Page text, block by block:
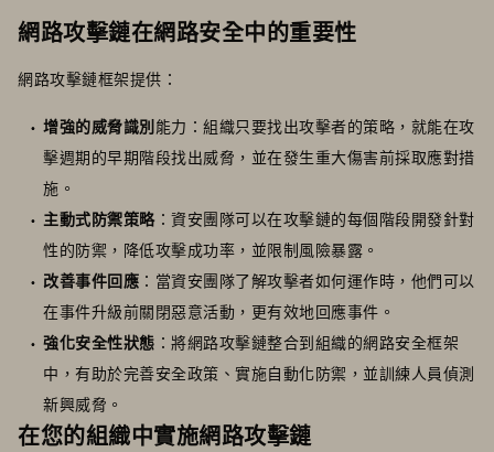
網路攻擊鏈在網路安全中的重要性
網路攻擊鏈框架提供：
增強的威脅識別 能力：組織只要找出攻擊者的策略，就能在攻
擊週期的早期階段找出威脅，並在發生重大傷害前採取應對措
施。
主動式防禦策略：資安團隊可以在攻擊鏈的每個階段開發針對
性的防禦，降低攻擊成功率，並限制風險暴露。
改善事件回應 ：當資安團隊了解攻擊者如何運作時，他們可以
在事件升級前關閉惡意活動，更有效地回應事件。
強化安全性狀態 ：將網路攻擊鏈整合到組織的網路安全框架
中，有助於完善安全政策、實施自動化防禦，並訓練人員偵測
新興威脅。
在您的組織中實施網路攻擊鏈